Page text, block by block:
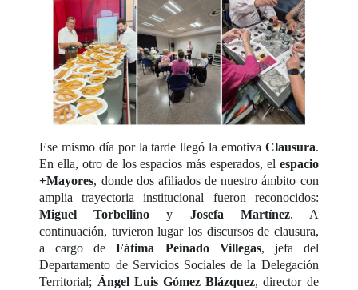
Ese mismo día por la tarde llegó la emotiva Clausura.
En ella, otro de los espacios más esperados, el espacio
+Mayores, donde dos afiliados de nuestro ámbito con
amplia trayectoria institucional fueron reconocidos:
Miguel Torbellino y Josefa Martínez. A
continuación, tuvieron lugar los discursos de clausura,
a cargo deFátima Peinado Villegas, jefa del
Departamento de Servicios Sociales de la Delegación
Territorial; Ángel Luis Gómez Blázquez, director de